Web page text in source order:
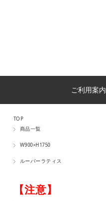
ご利用案内
TOP
商品一覧
W900×H1750
ルーバーラティス
【注意】